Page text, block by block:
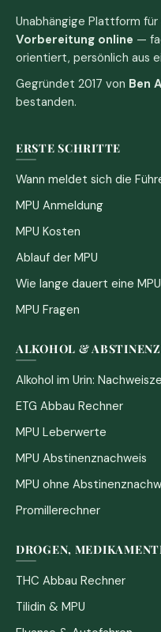
Unabhängige Plattform
Vorbereitung online —
orientiert, persönlich aus
Gegründet 2017 von Ben
bestanden.
ERSTE SCHRITTE
Wann meldet sich die
MPU Anmeldung
MPU Kosten
Ablauf der MPU
Wie lange dauert eine
MPU Fragen
ALKOHOL & ABSTINENZ
Alkohol im Urin:
ETG Abbau Rechner
MPU Leberwerte
MPU Abstinenznachweis
MPU ohne
Promillerechner
DROGEN,
THC Abbau Rechner
Tilidin & MPU